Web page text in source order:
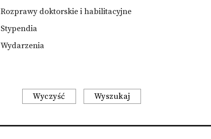
Rozprawy doktorskie i habilitacyjne
Stypendia
Wydarzenia
Wyczyść Wyszukaj